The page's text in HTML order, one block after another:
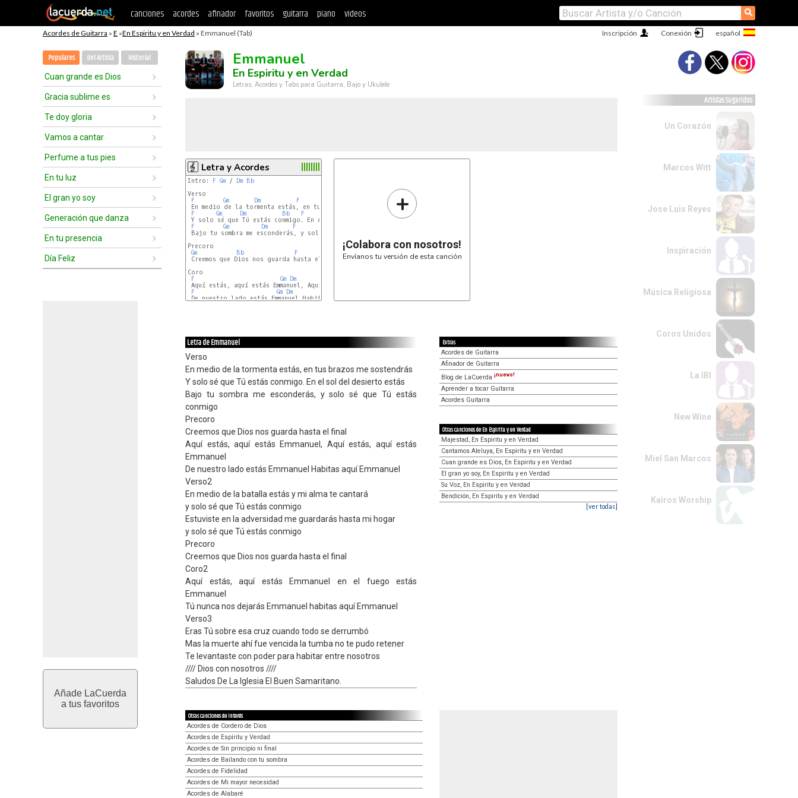
canciones acordes afinador favoritos guitarra piano videos ⚲
Acordes de Guitarra » E »En Espiritu y en Verdad » Emmanuel (Tab) Conexión
Inscripción
Populares del Artista Historial
Cuan grande es Dios
Gracia sublime es
Te doy gloria
Vamos a cantar
Perfume a tus pies
En tu luz
El gran yo soy
Generación que danza
En tu presencia
Día Feliz
Añade LaCuerda
a tus favoritos
Emmanuel
En Espiritu y en Verdad
Letras, Acordes y Tabs para Guitarra, Bajo y Ukulele
Letra y Acordes
Intro: F Gm / Dm Bb
Verso
F
Gm Dm F
En medio de la tormenta estás, en tus brazos me sostendrás
F
Gm Dm Bb F
Y solo sé que Tú estás conmigo. En el sol del desierto estás
F
Gm Dm F
Bajo tu sombra me esconderás, y solo sé que Tú estás conmigo
Precoro
Gm
Bb F
Creemos que Dios nos guarda hasta el final
Coro
F
Gm Dm
Aquí estás, aquí estás Emmanuel, Aquí estás, aquí estás Emmanuel
F
Gm Dm
De nuestro lado estás Emmanuel Habitas aquí Emmanuel
+
¡Colabora con nosotros!
Envíanos tu versión de esta canción
Letra de Emmanuel
Verso
En medio de la tormenta estás, en tus brazos me sostendrás
Y solo sé que Tú estás conmigo. En el sol del desierto estás
Bajo tu sombra me esconderás, y solo sé que Tú estás
conmigo
Precoro
Creemos que Dios nos guarda hasta el final
Aquí estás, aquí estás Emmanuel, Aquí estás, aquí estás
Emmanuel
De nuestro lado estás Emmanuel Habitas aquí Emmanuel
Verso2
En medio de la batalla estás y mi alma te cantará
y solo sé que Tú estás conmigo
Estuviste en la adversidad me guardarás hasta mi hogar
y solo sé que Tú estás conmigo
Precoro
Creemos que Dios nos guarda hasta el final
Coro2
Aquí estás, aquí estás Emmanuel en el fuego estás
Emmanuel
Tú nunca nos dejarás Emmanuel habitas aquí Emmanuel
Verso3
Eras Tú sobre esa cruz cuando todo se derrumbó
Mas la muerte ahí fue vencida la tumba no te pudo retener
Te levantaste con poder para habitar entre nosotros
//// Dios con nosotros ////
Saludos De La Iglesia El Buen Samaritano.
Extras
Acordes de Guitarra
Afinador de Guitarra
Blog de LaCuerda ¡nuevo!
Aprender a tocar Guitarra
Acordes Guitarra
Otras canciones de En Espiritu y en Verdad
Majestad, En Espiritu y en Verdad
Cantamos Aleluya, En Espiritu y en Verdad
Cuan grande es Dios, En Espiritu y en Verdad
El gran yo soy, En Espiritu y en Verdad
Su Voz, En Espiritu y en Verdad
Bendición, En Espiritu y en Verdad
[ver todas]
Otras canciones de interés
Acordes de Cordero de Dios
Acordes de Espíritu y Verdad
Acordes de Sin principio ni final
Acordes de Bailando con tu sombra
Acordes de Fidelidad
Acordes de Mi mayor necesidad
Acordes de Alabaré
Artistas Sugeridos
Un Corazón
Marcos Witt
Jose Luis Reyes
Inspiración
Música Religiosa
Coros Unidos
La IBI
New Wine
Miel San Marcos
Kairos Worship